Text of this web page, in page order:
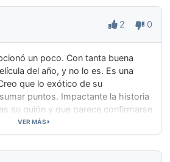
2 0
un poco. Con tanta buena
del año, y no lo es. Es una
que lo exótico de su
puntos. Impactante la historia
su guión y que parece confirmarse
mediatico en la vida de la niña de
en mi opinión, la película del año.
VER MÁS